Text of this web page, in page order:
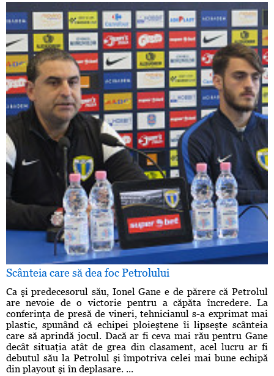
Scânteia care să dea foc Petrolului
Ca şi predecesorul său, Ionel Gane e de părere că Petrolul
are nevoie de o victorie pentru a căpăta încredere. La
conferinţa de presă de vineri, tehnicianul s-a exprimat mai
plastic, spunând că echipei ploieştene îi lipseşte scânteia
care să aprindă jocul. Dacă ar fi ceva mai rău pentru Gane
decât situaţia atât de grea din clasament, acel lucru ar fi
debutul său la Petrolul şi împotriva celei mai bune echipă
din playout şi în deplasare. ...